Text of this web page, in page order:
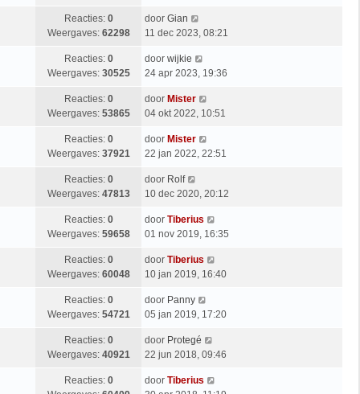
Reacties: 0
Weergaves: 62298
door Gian
11 dec 2023, 08:21
Reacties: 0
Weergaves: 30525
door wijkie
24 apr 2023, 19:36
Reacties: 0
Weergaves: 53865
door Mister
04 okt 2022, 10:51
Reacties: 0
Weergaves: 37921
door Mister
22 jan 2022, 22:51
Reacties: 0
Weergaves: 47813
door Rolf
10 dec 2020, 20:12
Reacties: 0
Weergaves: 59658
door Tiberius
01 nov 2019, 16:35
Reacties: 0
Weergaves: 60048
door Tiberius
10 jan 2019, 16:40
Reacties: 0
Weergaves: 54721
door Panny
05 jan 2019, 17:20
Reacties: 0
Weergaves: 40921
door Protegé
22 jun 2018, 09:46
Reacties: 0
door Tiberius